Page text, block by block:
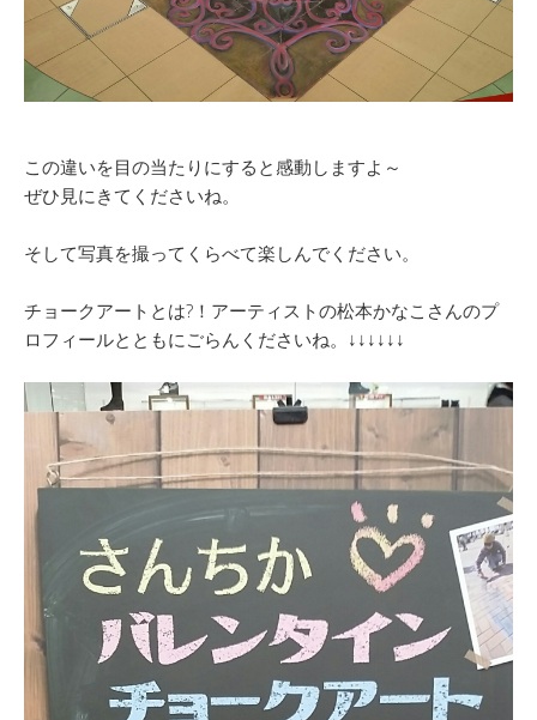
この違いを目の当たりにすると感動しますよ～
ぜひ見にきてくださいね。
そして写真を撮ってくらべて楽しんでください。
チョークアートとは?！アーティストの松本かなこさんのプ
ロフィールとともにごらんくださいね。↓↓↓↓↓↓